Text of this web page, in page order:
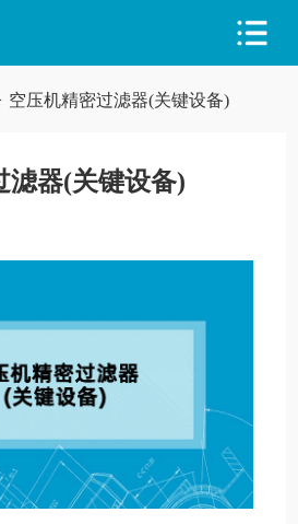
空压机精密过滤器(关键设备)
滤器(关键设备)